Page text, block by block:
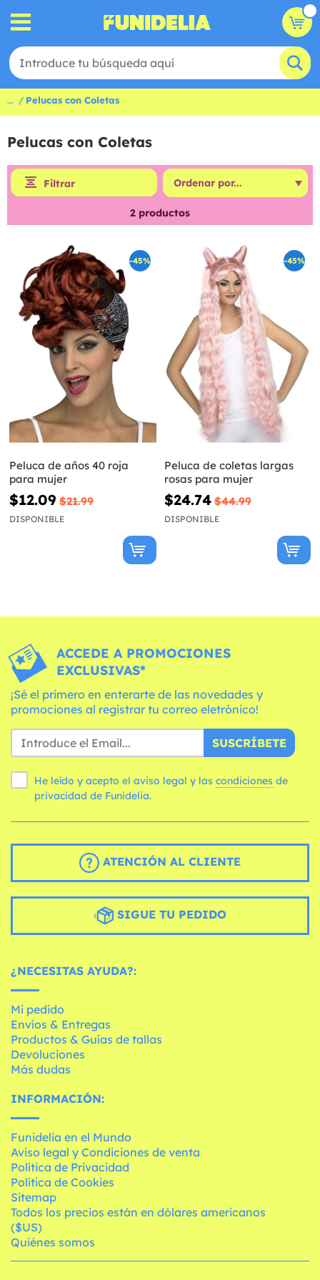
... Pelucas con Coletas
Pelucas con Coletas
Filtrar
2 productos
-45%
Peluca de años 40 roja
para mujer
$12.09 $21.99
DISPONIBLE
-45%
Peluca de coletas largas
rosas para mujer
$24.74 $44.99
DISPONIBLE
ACCEDE A PROMOCIONES
EXCLUSIVAS*
¡Sé el primero en enterarte de las novedades y
promociones al registrar tu correo eletrónico!
SUSCRÍBETE
He leído y acepto el aviso legal y las condiciones
privacidad de Funidelia.
ATENCIÓN AL CLIENTE
SIGUE TU PEDIDO
¿NECESITAS AYUDA?:
Mi pedido
Envíos & Entregas
Productos & Guías de tallas
Devoluciones
Más dudas
INFORMACIÓN:
Funidelia en el Mundo
Aviso legal y Condiciones de venta
Política de Privacidad
Política de Cookies
Sitemap
Todos los precios están en dólares americanos
($US)
Quiénes somos